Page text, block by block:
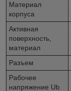
Материал
корпуса
Активная
поверхность,
материал
Разъем
Рабочее
напряжение Ub